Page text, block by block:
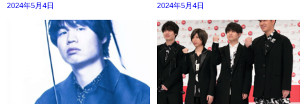
2024年5月4日 2024年5月4日